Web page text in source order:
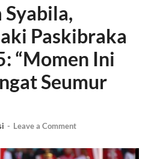
Paskibraka
“Momen Ini
Seumur
- Leave a Comment